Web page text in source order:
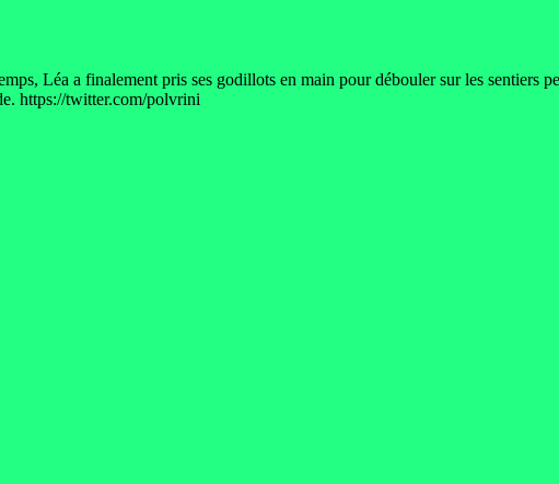
Léa a finalement pris ses godillots en main pour débouler sur les sentiers
https://twitter.com/polvrini